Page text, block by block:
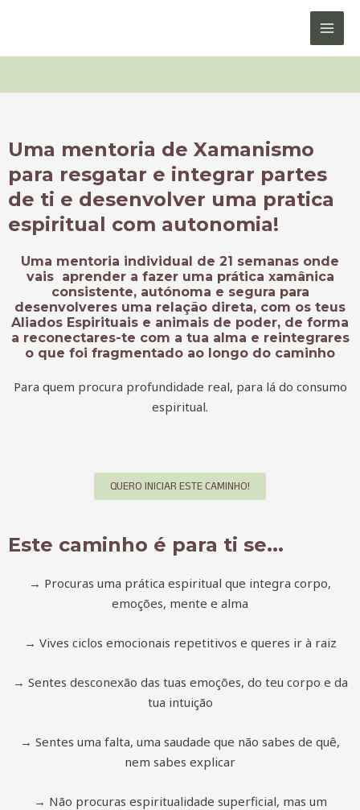
MAIN
Uma mentoria de Xamanismo
para resgatar e integrar partes
de ti e desenvolver uma pratica
espiritual com autonomia!
Uma mentoria individual de 21 semanas onde
vais aprender a fazer uma prática xamânica
consistente, autónoma e segura para
desenvolveres uma relação direta, com os teus
Aliados Espirituais e animais de poder, de forma
a reconectares-te com a tua alma e reintegrares
o que foi fragmentado ao longo do caminho
Para quem procura profundidade real, para lá do consumo
espiritual.
QUERO INICIAR ESTE CAMINHO!
Este caminho é para ti se...
→ Procuras uma prática espiritual que integra corpo,
emoções, mente e alma
→ Vives ciclos emocionais repetitivos e queres ir à raiz
→ Sentes desconexão das tuas emoções, do teu corpo e da
tua intuição
→ Sentes uma falta, uma saudade que não sabes de quê,
nem sabes explicar
→ Não procuras espiritualidade superficial, mas um